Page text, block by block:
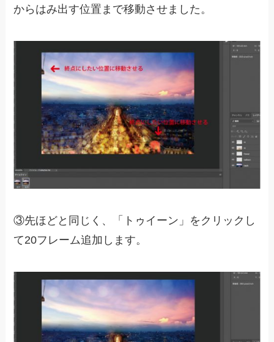
からはみ出す位置まで移動させました。
③先ほどと同じく、「トゥイーン」をクリックし
て20フレーム追加します。